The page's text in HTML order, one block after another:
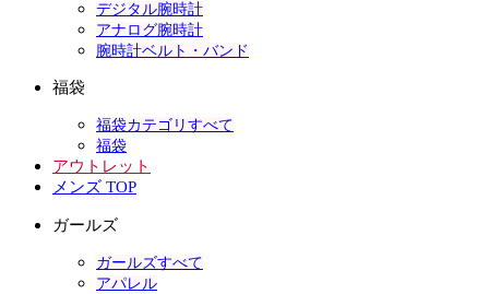
デジタル腕時計
アナログ腕時計
腕時計ベルト・バンド
福袋
福袋カテゴリすべて
福袋
アウトレット
メンズ TOP
ガールズ
ガールズすべて
アパレル